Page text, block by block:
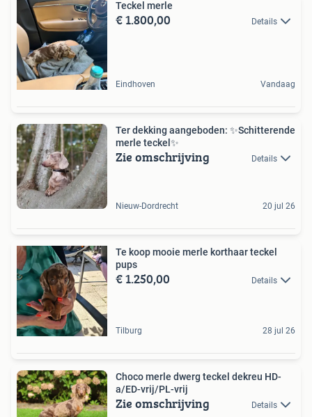
Teckel merle
€ 1.800,00 Details
Eindhoven Vandaag
Ter dekking aangeboden: ️✨️Schitterende
merle teckel️✨️
Zie omschrijving Details
Nieuw-Dordrecht 20 jul 26
Te koop mooie merle korthaar teckel
pups
€ 1.250,00 Details
Tilburg 28 jul 26
Choco merle dwerg teckel dekreu HD-
a/ED-vrij/PL-vrij
Zie omschrijving Details